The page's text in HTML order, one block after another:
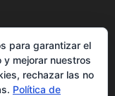
para garantizar el
mejorar nuestros
rechazar las no
Política de